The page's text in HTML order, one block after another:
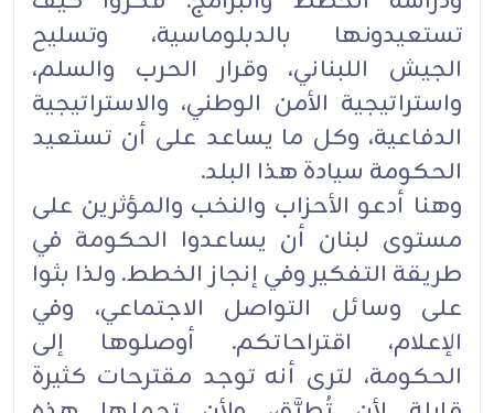
‏تستعيدونها بالدبلوماسية، وتسليح
الجيش اللبناني، وقرار الحرب والسلم،
واستراتيجية الأمن الوطني، والاستراتيجية
‏الدفاعية، وكل ما يساعد على أن تستعيد
الحكومة سيادة هذا البلد‎.‎
وهنا أدعو الأحزاب والنخب والمؤثرين على
مستوى لبنان أن يساعدوا الحكومة في
طريقة التفكير وفي إنجاز الخطط. ‏ولذا بثوا
على وسائل التواصل الاجتماعي، وفي
الإعلام، اقتراحاتكم. أوصلوها إلى
الحكومة، لترى أنه توجد ‏مقترحات كثيرة